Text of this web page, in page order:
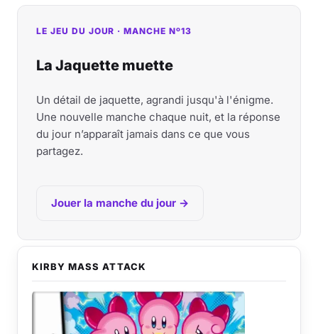
LE JEU DU JOUR · MANCHE Nº13
La Jaquette muette
Un détail de jaquette, agrandi jusqu'à l'énigme.
Une nouvelle manche chaque nuit, et la réponse
du jour n’apparaît jamais dans ce que vous
partagez.
Jouer la manche du jour →
KIRBY MASS ATTACK